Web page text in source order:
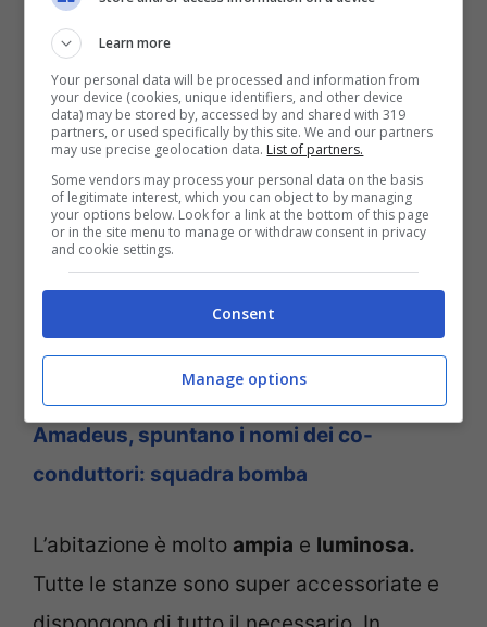
bellissima casa
d’amore. L’abitazione si trova in un
grattacielo di Milano, con vista mozzafiato.
Il presentatore ha dichiarato di aver dato
carta bianca alla consorte riguardo
l’arredamento della casa. Il compito è stato
preso seriamente dalla moglie Giovanna,
che ha frequentato un corso perinterior
per arredarla nel migliore dei modi.
LEGGI ANCHE —>
Sanremo 2022
Amadeus, spuntano i nomi dei co-
conduttori: squadra bomba
L’abitazione è molto ampia e luminosa.
Tutte le stanze sono super accessoriate e
Learn more
Your personal data will be processed and information from
your device (cookies, unique identifiers, and other device
data) may be stored by, accessed by and shared with 319
partners, or used specifically by this site. We and our partners
may use precise geolocation data. List of partners.
Some vendors may process your personal data on the basis
of legitimate interest, which you can object to by managing
your options below. Look for a link at the bottom of this page
or in the site menu to manage or withdraw consent in privacy
and cookie settings.
Consent
Manage options